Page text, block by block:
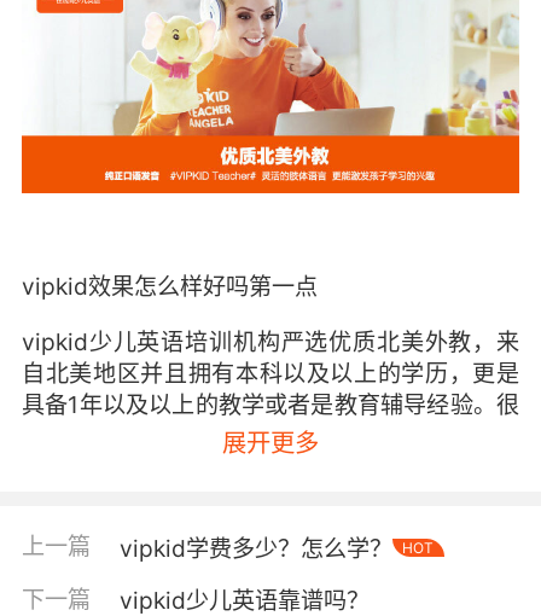
vipkid效果怎么样好吗第一点
vipkid少儿英语培训机构严选优质北美外教，来
自北美地区并且拥有本科以及以上的学历，更是
具备1年以及以上的教学或者是教育辅导经验。很
多外教拥有5年以上的教龄，更是不乏10~20年教
孩子在与孩子不断的交流互动中提升他们的听力
和口语，让孩子更好地真正掌握英语这门语言；
三是教学经验相当丰富的外教可以根据孩子的特
展开更多
上一篇 vipkid学费多少？怎么学？ HOT
下一篇 vipkid少儿英语靠谱吗？